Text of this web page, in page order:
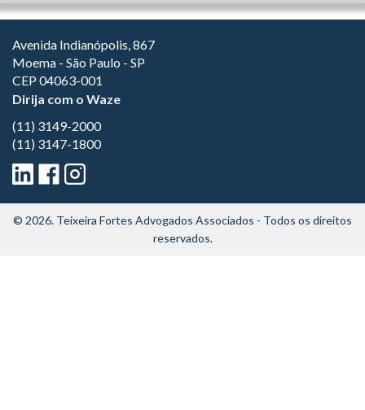
Avenida Indianópolis, 867
Moema - São Paulo - SP
CEP 04063-001
Dirija com o Waze
(11) 3149-2000
(11) 3147-1800
© 2026. Teixeira Fortes Advogados Associados - Todos os direitos
reservados.